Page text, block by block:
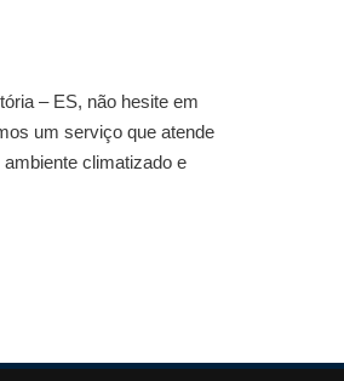
– ES, não hesite em
um serviço que atende
climatizado e